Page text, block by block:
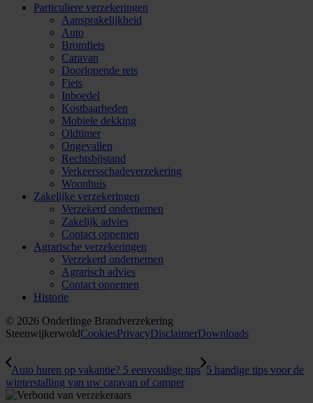
Particuliere verzekeringen
Aansprakelijkheid
Auto
Bromfiets
Caravan
Doorlopende reis
Fiets
Inboedel
Kostbaarheden
Mobiele dekking
Oldtimer
Ongevallen
Rechtsbijstand
Verkeersschadeverzekering
Woonhuis
Zakelijke verzekeringen
Verzekerd ondernemen
Zakelijk advies
Contact opnemen
Agrarische verzekeringen
Verzekerd ondernemen
Agrarisch advies
Contact opnemen
Historie
© 2026 Onderlinge Brandverzekering
SteenwijkerwoldCookiesPrivacyDisclaimerDownloads
Auto huren op vakantie? 5 eenvoudige tips 5 handige tips voor de
winterstalling van uw caravan of camper